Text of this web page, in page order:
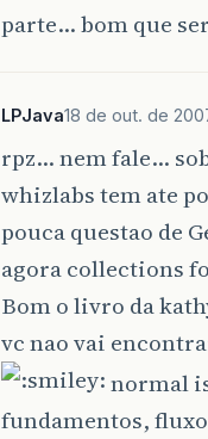
parte… bom que
LPJava18 de out. de
rpz… nem fale…
whizlabs tem ate
pouca questao de
agora collections
Bom o livro da
vc nao vai
normal
fundamentos,